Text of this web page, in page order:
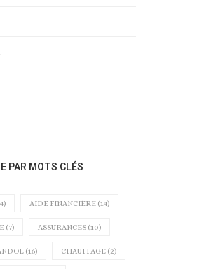
PAR MOTS CLÉS
AIDE FINANCIÈRE (14)
(7) ASSURANCES (10)
(16) CHAUFFAGE (2)